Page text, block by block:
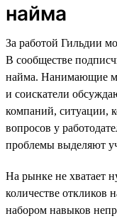
найма
За работой Гильдии
В сообществе
найма. Нанимающие
и соискатели
компаний, ситуации,
вопросов у
проблемы выделяют
На рынке не хватает
количестве откликов
набором навыков